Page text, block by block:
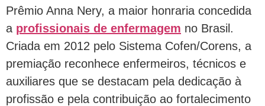
Prêmio Anna Nery, a maior honraria concedida
a profissionais de enfermagem no Brasil.
Criada em 2012 pelo Sistema Cofen/Corens, a
premiação reconhece enfermeiros, técnicos e
auxiliares que se destacam pela dedicação à
profissão e pela contribuição ao fortalecimento